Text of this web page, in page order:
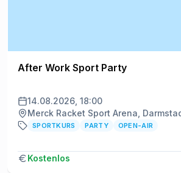
After Work Sport Party
14.08.2026, 18:00
Merck Racket Sport Arena,
SPORTKURS PARTY OPEN-AIR
Kostenlos